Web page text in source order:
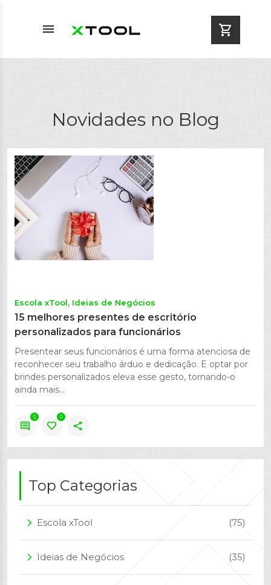
menu shopping_cart
Novidades no Blog
Escola xTool Ideias de Negócios
15 melhores presentes de escritório
personalizados para funcionários
Presentear seus funcionários é uma forma atenciosa de
reconhecer seu trabalho árduo e dedicação. E optar por
brindes personalizados eleva esse gesto, tornando-o
ainda mais...
comment
0
favorite
0
share
Top Categorias
arrow_forward_ios Escola xTool (75)
arrow_forward_ios Ideias de Negócios (35)